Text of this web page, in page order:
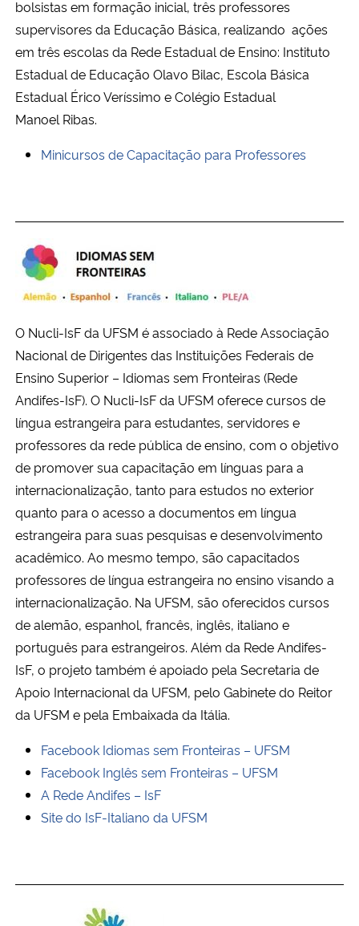
bolsistas em formação inicial, três professores
supervisores da Educação Básica, realizando ações
em três escolas da Rede Estadual de Ensino: Instituto
Estadual de Educação Olavo Bilac, Escola Básica
Estadual Érico Veríssimo e Colégio Estadual
Manoel Ribas.
Minicursos de Capacitação para Professores
O Nucli-IsF da UFSM é associado à Rede Associação
Nacional de Dirigentes das Instituições Federais de
Ensino Superior – Idiomas sem Fronteiras (Rede
Andifes-IsF). O Nucli-IsF da UFSM oferece cursos de
língua estrangeira para estudantes, servidores e
professores da rede pública de ensino, com o objetivo
de promover sua capacitação em línguas para a
internacionalização, tanto para estudos no exterior
quanto para o acesso a documentos em língua
estrangeira para suas pesquisas e desenvolvimento
acadêmico. Ao mesmo tempo, são capacitados
professores de língua estrangeira no ensino visando a
internacionalização. Na UFSM, são oferecidos cursos
de alemão, espanhol, francês, inglês, italiano e
português para estrangeiros. Além da Rede Andifes-
IsF, o projeto também é apoiado pela Secretaria de
Apoio Internacional da UFSM, pelo Gabinete do Reitor
da UFSM e pela Embaixada da Itália.
Facebook Idiomas sem Fronteiras – UFSM
Facebook Inglês sem Fronteiras – UFSM
A Rede Andifes – IsF
Site do IsF-Italiano da UFSM